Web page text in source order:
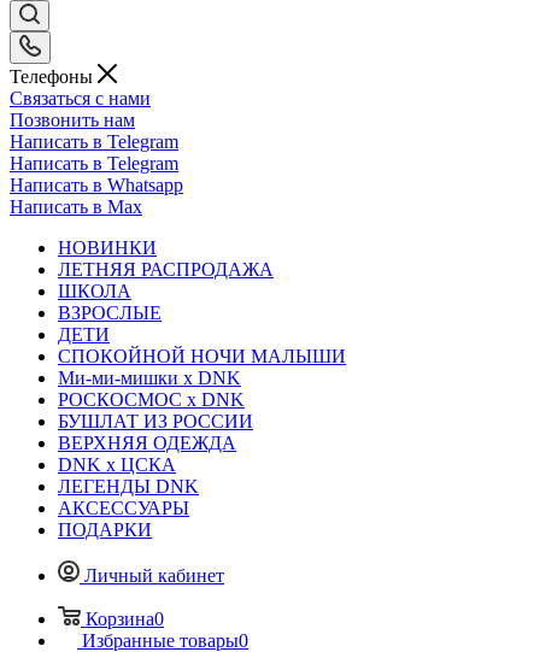
Телефоны
Связаться с нами
Позвонить нам
Написать в Telegram
Написать в Telegram
Написать в Whatsapp
Написать в Max
НОВИНКИ
ЛЕТНЯЯ РАСПРОДАЖА
ШКОЛА
ВЗРОСЛЫЕ
ДЕТИ
СПОКОЙНОЙ НОЧИ МАЛЫШИ
Ми-ми-мишки x DNK
РОСКОСМОС x DNK
БУШЛАТ ИЗ РОССИИ
ВЕРХНЯЯ ОДЕЖДА
DNK x ЦСКА
ЛЕГЕНДЫ DNK
АКСЕССУАРЫ
ПОДАРКИ
Личный кабинет
Корзина0
Избранные товары0